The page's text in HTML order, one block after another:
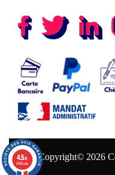
Copyright© 2026
4.5/5
2403 avis